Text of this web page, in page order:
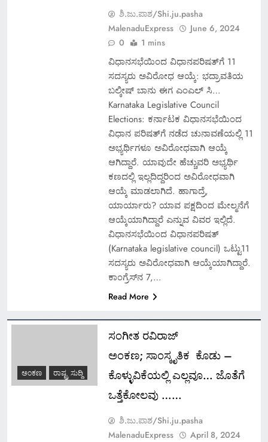
ಶಿ.ಜು.ಪಾಶ/Shi.ju.pasha
MalenaduExpress
June 6, 2024
0
1 mins
ವಿಧಾನಸಭೆಯಿಂದ ವಿಧಾನಪರಿಷತ್‌ಗೆ 11
ಸದಸ್ಯರು ಅವಿರೋಧ ಆಯ್ಕೆ: ಭದ್ರಾವತಿಯ
ಬಲ್ಕೀಷ್ ಬಾನು ಈಗ ಎಂಎಲ್ ಸಿ…
Karnataka Legislative Council
Elections: ಕರ್ನಾಟಕ ವಿಧಾನಸಭೆಯಿಂದ
ವಿಧಾನ ಪರಿಷತ್‌ಗೆ ನಡೆದ ಚುನಾವಣೆಯಲ್ಲಿ 11
ಅಭ್ಯರ್ಥಿಗಳೂ ಅವಿರೋಧವಾಗಿ ಆಯ್ಕೆ
ಆಗಿದ್ದಾರೆ. ಯಾವುದೇ ಹೆಚ್ಚುವರಿ ಅಭ್ಯರ್ಥಿ
ಕಣದಲ್ಲಿ ಇಲ್ಲದಿದ್ದರಿಂದ ಅವಿರೋಧವಾಗಿ
ಆಯ್ಕೆ ಮಾಡಲಾಗಿದೆ. ಹಾಗಾದ್ರೆ,
ಯಾರ್ಯಾರು? ಯಾವ ಪಕ್ಷದಿಂದ ಮೇಲ್ಮನೆಗೆ
ಆಯ್ಕೆಯಾಗಿದ್ದಾರೆ ಎನ್ನುವ ವಿವರ ಇಲ್ಲಿದೆ.
ವಿಧಾನಸಭೆಯಿಂದ ವಿಧಾನಪರಿಷತ್‌
(Karnataka legislative council) ಒಟ್ಟು11
ಸದಸ್ಯರು ಅವಿರೋಧವಾಗಿ ಆಯ್ಕೆಯಾಗಿದ್ದಾರೆ.
ಕಾಂಗ್ರೆಸ್‌ನ 7,…
Read More
ಅಂಕಣ ರಾಷ್ಟ್ರ ಸುದ್ದಿ
ಸಂಗೀತ ರವಿರಾಜ್
ಅಂಕಣ; ಸಾಂಸ್ಕೃತಿಕ ಕೊಡು –
ಕೊಳ್ಳುವಿಕೆಯಲ್ಲಿ ಎಲ್ಲವೂ… ಜೊತೆಗೆ
ಒತ್ತೆಕೋಲವು ……
ಶಿ.ಜು.ಪಾಶ/Shi.ju.pasha
MalenaduExpress
April 8, 2024